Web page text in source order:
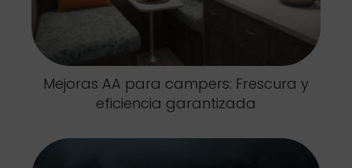
Mejoras AA para campers: Frescura y
eficiencia garantizada